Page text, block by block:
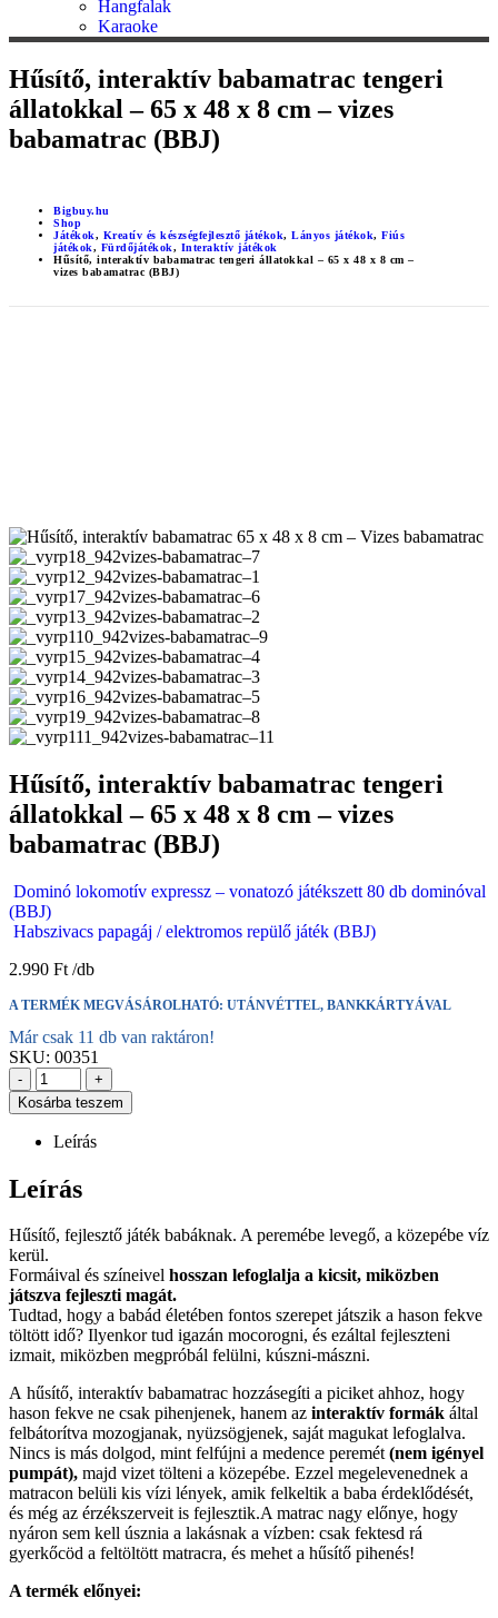
Hangfalak
Karaoke
Hűsítő, interaktív babamatrac tengeri
állatokkal – 65 x 48 x 8 cm – vizes
babamatrac (BBJ)
Bigbuy.hu
Shop
Játékok, Kreatív és készségfejlesztő játékok, Lányos játékok, Fiús
játékok, Fürdőjátékok, Interaktív játékok
Hűsítő, interaktív babamatrac tengeri állatokkal – 65 x 48 x 8 cm –
vizes babamatrac (BBJ)
Hűsítő, interaktív babamatrac tengeri
állatokkal – 65 x 48 x 8 cm – vizes
babamatrac (BBJ)
Dominó lokomotív expressz – vonatozó játékszett 80 db dominóval
(BBJ)
Habszivacs papagáj / elektromos repülő játék (BBJ)
2.990 Ft
A TERMÉK MEGVÁSÁROLHATÓ: UTÁNVÉTTEL, BANKKÁRTYÁVAL
Már csak 11 db van raktáron!
SKU: 00351
-
+
Kosárba teszem
Leírás
Leírás
Hűsítő, fejlesztő játék babáknak. A peremébe levegő, a közepébe víz
kerül.
Formáival és színeivel hosszan lefoglalja a kicsit, miközben
játszva fejleszti magát.
Tudtad, hogy a babád életében fontos szerepet játszik a hason fekve
töltött idő? Ilyenkor tud igazán mocorogni, és ezáltal fejleszteni
izmait, miközben megpróbál felülni, kúszni-mászni.
A hűsítő, interaktív babamatrac hozzásegíti a piciket ahhoz, hogy
hason fekve ne csak pihenjenek, hanem az interaktív formák által
felbátorítva mozogjanak, nyüzsögjenek, saját magukat lefoglalva.
Nincs is más dolgod, mint felfújni a medence peremét(nem igényel
pumpát), majd vizet tölteni a közepébe. Ezzel megelevenednek a
matracon belüli kis vízi lények, amik felkeltik a baba érdeklődését,
és még az érzékszerveit is fejlesztik.A matrac nagy előnye, hogy
nyáron sem kell úsznia a lakásnak a vízben: csak fektesd rá
gyerkőcöd a feltöltött matracra, és mehet a hűsítő pihenés!
A termék előnyei: